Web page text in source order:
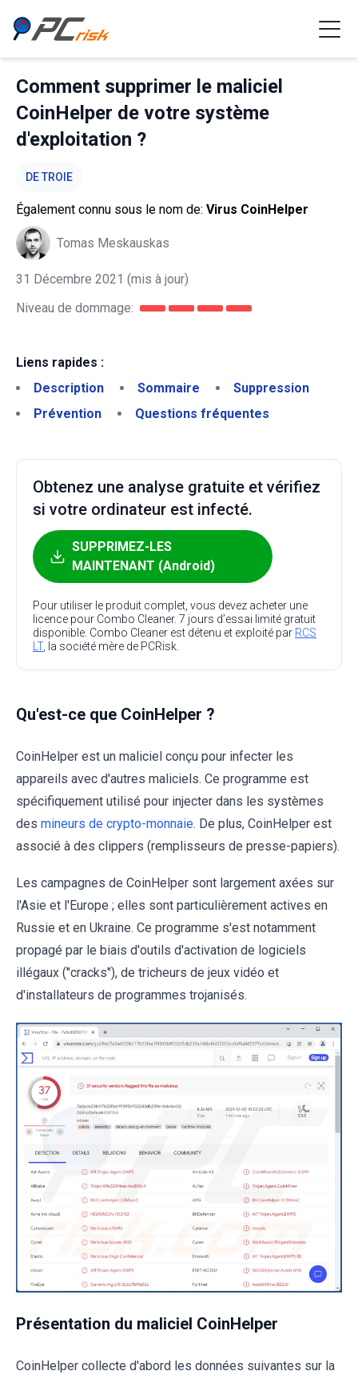
Comment supprimer le maliciel
CoinHelper de votre système
d'exploitation ?
DE TROIE
Également connu sous le nom de: Virus CoinHelper
Tomas Meskauskas
31 Décembre 2021 (mis à jour)
Niveau de dommage:
Liens rapides :
Description
Sommaire
Suppression
Prévention
Questions fréquentes
Obtenez une analyse gratuite et vérifiez
si votre ordinateur est infecté.
SUPPRIMEZ-LES
MAINTENANT (Android)
Pour utiliser le produit complet, vous devez acheter une
licence pour Combo Cleaner. 7 jours d’essai limité gratuit
disponible. Combo Cleaner est détenu et exploité par RCS
LT, la société mère de PCRisk.
Qu'est-ce que CoinHelper ?
CoinHelper est un maliciel conçu pour infecter les
appareils avec d'autres maliciels. Ce programme est
spécifiquement utilisé pour injecter dans les systèmes
des mineurs de crypto-monnaie. De plus, CoinHelper est
associé à des clippers (remplisseurs de presse-papiers).
Les campagnes de CoinHelper sont largement axées sur
l'Asie et l'Europe ; elles sont particulièrement actives en
Russie et en Ukraine. Ce programme s'est notamment
propagé par le biais d'outils d'activation de logiciels
illégaux ("cracks"), de tricheurs de jeux vidéo et
d'installateurs de programmes trojanisés.
Présentation du maliciel CoinHelper
CoinHelper collecte d'abord les données suivantes sur la